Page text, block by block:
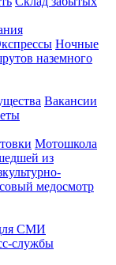
Ночные
наземного
Вакансии
Мотошкола
из
медосмотр
СМИ
службы